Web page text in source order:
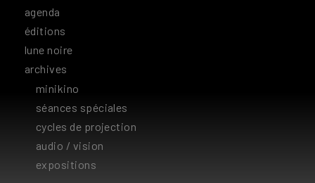
agenda
éditions
lune noire
archives
minikino
séances spéciales
cycles de projection
audio / vision
expositions